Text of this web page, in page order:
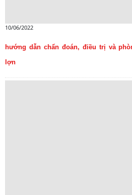
10/06/2022
hướng dẫn chẩn đoán, điều trị và
lợn